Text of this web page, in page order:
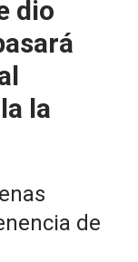
dio
la
de